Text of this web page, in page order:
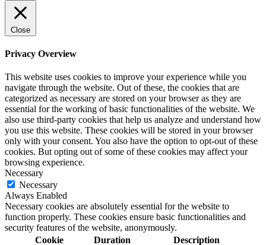
Close
Privacy Overview
This website uses cookies to improve your experience while you
navigate through the website. Out of these, the cookies that are
categorized as necessary are stored on your browser as they are
essential for the working of basic functionalities of the website. We
also use third-party cookies that help us analyze and understand how
you use this website. These cookies will be stored in your browser
only with your consent. You also have the option to opt-out of these
cookies. But opting out of some of these cookies may affect your
browsing experience.
Necessary
Necessary
Always Enabled
Necessary cookies are absolutely essential for the website to
function properly. These cookies ensure basic functionalities and
security features of the website, anonymously.
Cookie
Duration Description